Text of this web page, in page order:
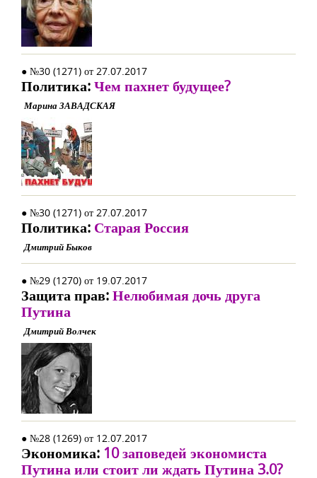
● №30 (1271) от 27.07.2017
Политика:Чем пахнет будущее?
Марина ЗАВАДСКАЯ
● №30 (1271) от 27.07.2017
Политика: Старая Россия
Дмитрий Быков
● №29 (1270) от 19.07.2017
Защита прав:Нелюбимая дочь друга
Путина
Дмитрий Волчек
● №28 (1269) от 12.07.2017
Экономика: 10 заповедей экономиста
Путина или стоит ли ждать Путина 3.0?